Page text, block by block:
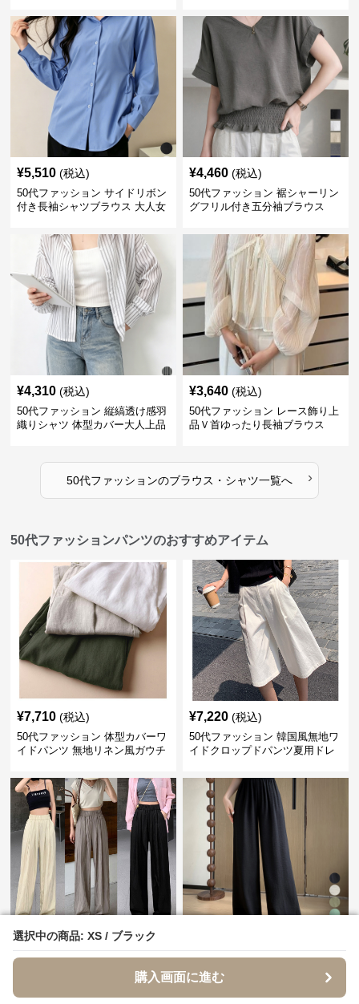
選択中の商品: XS / ブラック
購入画面に進む
選択中の商品: XS / ブラック
購入画面に進む
¥5,510 (税込)
50代ファッション サイドリボン
付き長袖シャツブラウス 大人女
¥4,460 (税込)
50代ファッション 裾シャーリン
グフリル付き五分袖ブラウス
¥4,310 (税込)
50代ファッション 縦縞透け感羽
織りシャツ 体型カバー大人上品
¥3,640 (税込)
50代ファッション レース飾り上
品Ｖ首ゆったり長袖ブラウス
50代ファッションのブラウス・シャツ一覧へ ›
50代ファッションパンツのおすすめアイテム
¥7,710 (税込)
50代ファッション 体型カバーワ
イドパンツ 無地リネン風ガウチ
¥7,220 (税込)
50代ファッション 韓国風無地ワ
イドクロップドパンツ夏用ドレ
¥6,610 (税込)
50代ファッション 夏用ゆったり
ワイドパンツ レディース涼感ゴ
50代ファッション 綿麻ワイドパ
ンツ レディース きれいめ ゆっ
たりロング